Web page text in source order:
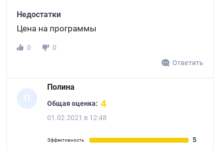
Недостатки
Цена на программы
0
0
Ответить
П
Полина
Общая оценка: 4
01.02.2021 в 12:48
Эффективность 5